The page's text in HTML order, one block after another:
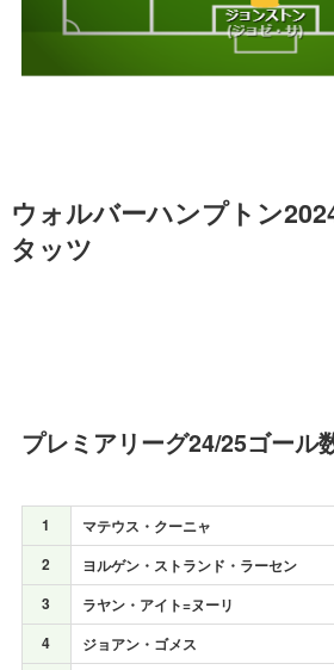
ウォルバーハンプトン
タッツ
プレミアリーグ24/25ゴール
1 マテウス・クーニャ
2 ヨルゲン・ストランド・ラーセン
3 ラヤン・アイト=ヌーリ
4 ジョアン・ゴメス